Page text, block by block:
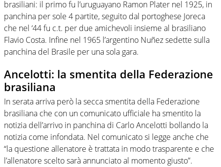
brasiliani: il primo fu l’uruguayano Ramon Plater nel 1925, in
panchina per sole 4 partite, seguito dal portoghese Joreca
che nel ‘44 fu c.t. per due amichevoli insieme al brasiliano
Flavio Costa. Infine nel 1965 l’argentino Nuñez sedette sulla
panchina del Brasile per una sola gara.
Ancelotti: la smentita della Federazione
brasiliana
In serata arriva però la secca smentita della Federazione
brasiliana che con un comunicato ufficiale ha smentito la
notizia dell’arrivo in panchina di Carlo Ancelotti bollando la
notizia come infondata. Nel comunicato si legge anche che
“la questione allenatore è trattata in modo trasparente e che
l’allenatore scelto sarà annunciato al momento giusto”.